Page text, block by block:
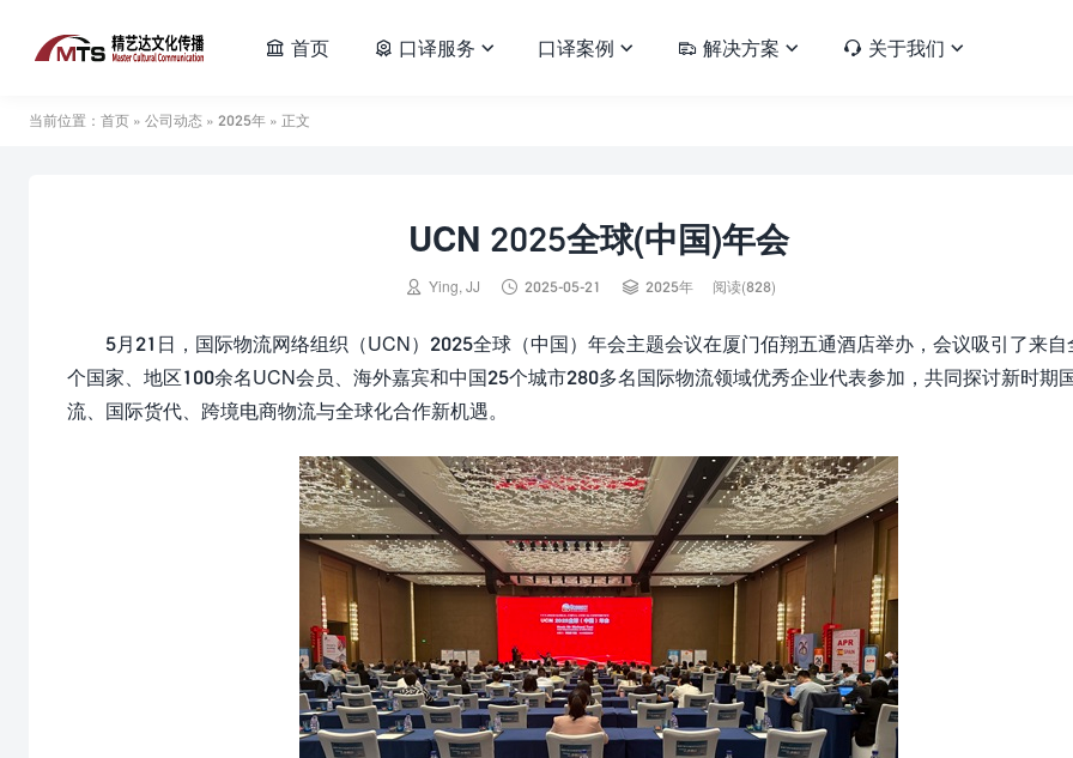
 首页  口译服务  口译案例   解决方案   关于我们 
当前位置： 首页 » 公司动态 » 2025年 » 正文
UCN 2025全球(中国)年会
 Ying, JJ  2025-05-21  2025年 阅读(828)
5月21日，国际物流网络组织（UCN）2025全球（中国）年会主题会议在厦门佰翔五通酒店举办，会议吸引了来自
个国家、地区100余名UCN会员、海外嘉宾和中国25个城市280多名国际物流领域优秀企业代表参加，共同探讨新时期
流、国际货代、跨境电商物流与全球化合作新机遇。